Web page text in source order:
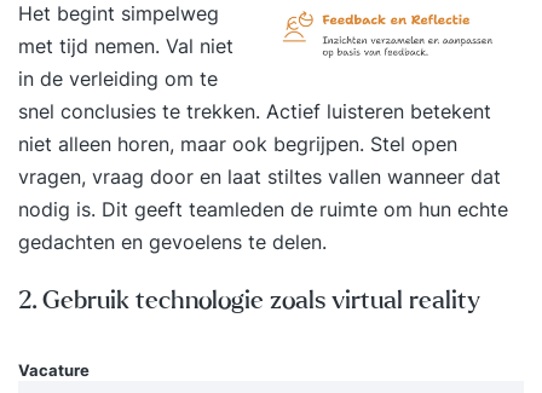
voor onderlinge verbondenheid binnen mijn
team? Hoe ga ik om met weerstand en conflicten
binnen het team? Hoe zorg ik voor een gevoel
van controle en rust bij mezelf? En hoe zorg ik
ervoor dat we met zijn allen op één lijn blijven
zitten? In het vrijblijvende intakegesprek vragen
we naar de specifieke vragen die jij hebt. Deze
nemen we mee in het programma. De training is
die helpen in situaties waar je tegenaan loopt. We
Zo heb je tussendoor tijd om te oefenen en aan
Het begint simpelweg
met tijd nemen. Val niet
in de verleiding om te
snel conclusies te trekken. Actief luisteren betekent
niet alleen horen, maar ook begrijpen. Stel open
vragen, vraag door en laat stiltes vallen wanneer dat
nodig is. Dit geeft teamleden de ruimte om hun echte
gedachten en gevoelens te delen.
2. Gebruik technologie zoals virtual reality
Vacature